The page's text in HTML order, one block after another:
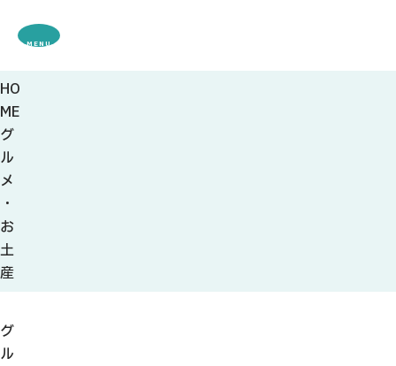
MENU
HO
ME
グ
ル
メ
・
お
土
産
グ
ル